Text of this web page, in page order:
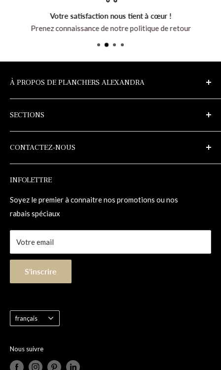
Votre satisfaction nous tient à cœur !
Prenez connaissance de notre politique de retour
À PROPOS DE PLANCHERS ALEXANDRA
planchersalexandra.com
Conditions d'utilisation
SECTIONS
Échantillons
Entretien
Trousses de réparations
Contact
CONTACTEZ-NOUS
info@planchersalexandra.com
INFOLETTRE
Soyez le premier à connaitre nos promotions ou nos
rabais spéciaux
Votre email
S'inscrire
Langue
français
Nous suivre